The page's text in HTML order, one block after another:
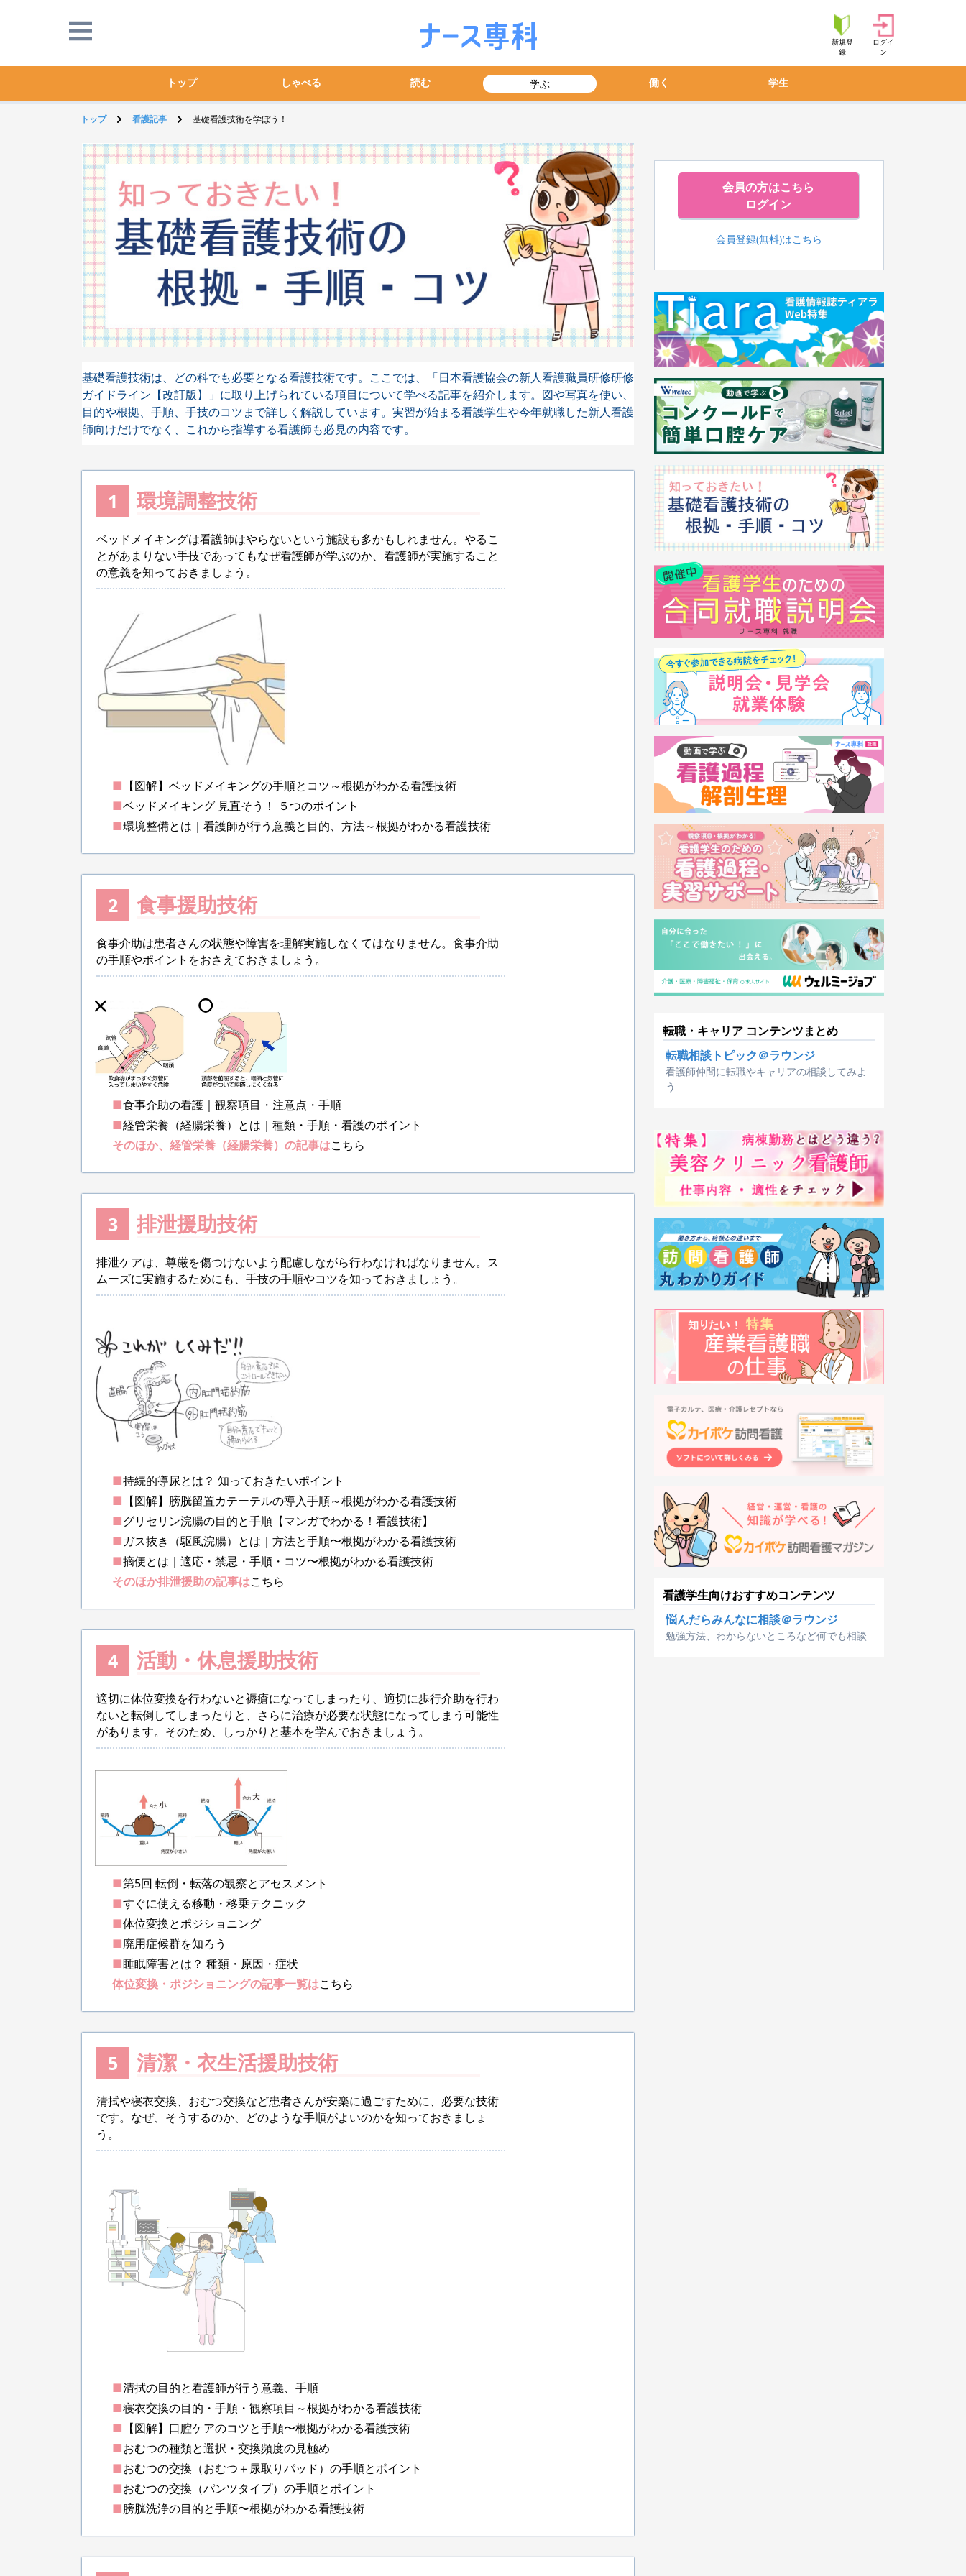
新規登
録
ログイ
ン
トップ しゃべる 読む 学ぶ 働く 学生
トップ 看護記事 基礎看護技術を学ぼう！
基礎看護技術は、どの科でも必要となる看護技術です。ここでは、「日本看護協会の新人看護職員研修研修
ガイドライン【改訂版】」に取り上げられている項目について学べる記事を紹介します。図や写真を使い、
目的や根拠、手順、手技のコツまで詳しく解説しています。実習が始まる看護学生や今年就職した新人看護
師向けだけでなく、これから指導する看護師も必見の内容です。
1 環境調整技術
ベッドメイキングは看護師はやらないという施設も多かもしれません。やるこ
とがあまりない手技であってもなぜ看護師が学ぶのか、看護師が実施すること
の意義を知っておきましょう。
■ 【図解】ベッドメイキングの手順とコツ～根拠がわかる看護技術
■ベッドメイキング 見直そう！ ５つのポイント
■環境整備とは｜看護師が行う意義と目的、方法～根拠がわかる看護技術
2 食事援助技術
食事介助は患者さんの状態や障害を理解実施しなくてはなりません。食事介助
の手順やポイントをおさえておきましょう。
■食事介助の看護｜観察項目・注意点・手順
■経管栄養（経腸栄養）とは｜種類・手順・看護のポイント
そのほか、経管栄養（経腸栄養）の記事はこちら
3 排泄援助技術
排泄ケアは、尊厳を傷つけないよう配慮しながら行わなければなりません。ス
ムーズに実施するためにも、手技の手順やコツを知っておきましょう。
■持続的導尿とは？ 知っておきたいポイント
■ 【図解】膀胱留置カテーテルの導入手順～根拠がわかる看護技術
■グリセリン浣腸の目的と手順【マンガでわかる！看護技術】
■ガス抜き（駆風浣腸）とは｜方法と手順〜根拠がわかる看護技術
■摘便とは｜適応・禁忌・手順・コツ〜根拠がわかる看護技術
そのほか排泄援助の記事はこちら
4 活動・休息援助技術
適切に体位変換を行わないと褥瘡になってしまったり、適切に歩行介助を行わ
ないと転倒してしまったりと、さらに治療が必要な状態になってしまう可能性
があります。そのため、しっかりと基本を学んでおきましょう。
■第5回 転倒・転落の観察とアセスメント
■すぐに使える移動・移乗テクニック
■体位変換とポジショニング
■廃用症候群を知ろう
■睡眠障害とは？ 種類・原因・症状
体位変換・ポジショニングの記事一覧はこちら
5 清潔・衣生活援助技術
清拭や寝衣交換、おむつ交換など患者さんが安楽に過ごすために、必要な技術
です。なぜ、そうするのか、どのような手順がよいのかを知っておきましょ
う。
■清拭の目的と看護師が行う意義、手順
■寝衣交換の目的・手順・観察項目～根拠がわかる看護技術
■ 【図解】口腔ケアのコツと手順〜根拠がわかる看護技術
■おむつの種類と選択・交換頻度の見極め
■おむつの交換（おむつ＋尿取りパッド）の手順とポイント
■おむつの交換（パンツタイプ）の手順とポイント
■膀胱洗浄の目的と手順〜根拠がわかる看護技術
会員の方はこちら
ログイン
会員登録(無料)はこちら
転職・キャリア コンテンツまとめ
転職相談トピック＠ラウンジ
看護師仲間に転職やキャリアの相談してみよ
う
看護学生向けおすすめコンテンツ
悩んだらみんなに相談＠ラウンジ
勉強方法、わからないところなど何でも相談